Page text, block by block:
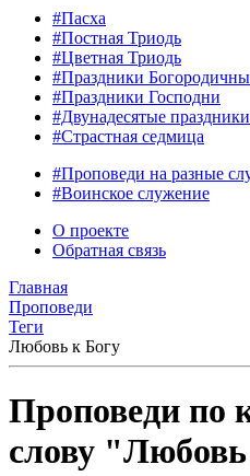
#Пасха
#Постная Триодь
#Цветная Триодь
#Праздники
#Праздники Господни
#Двунадесятые праздники
#Страстная седмица
#Проповеди на разные
#Воинское служение
О проекте
Обратная связь
Главная
Проповеди
Теги
Любовь к Богу
Проповеди по
слову